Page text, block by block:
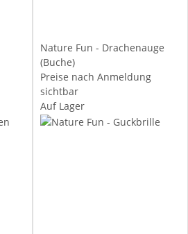
Nature Fun - Drachenauge
(Buche)
Preise nach Anmeldung
sichtbar
Auf Lager